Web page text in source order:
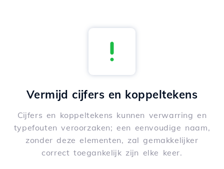
Vermijd cijfers en koppeltekens
Cijfers en koppeltekens kunnen verwarring en
typefouten veroorzaken; een eenvoudige naam,
zonder deze elementen, zal gemakkelijker
correct toegankelijk zijn elke keer.